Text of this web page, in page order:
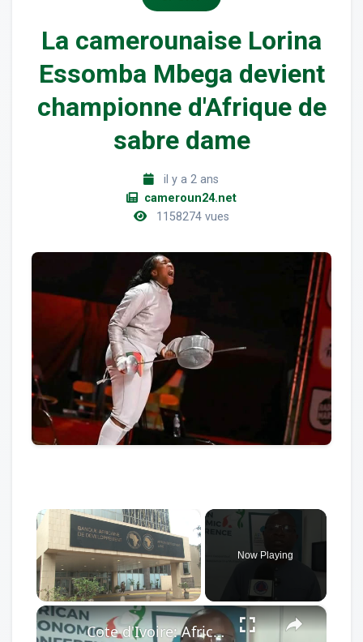
La camerounaise Lorina
Essomba Mbega devient
championne d'Afrique de
sabre dame
il y a 2 ans
cameroun24.net
1158274 vues
Unmute
Now Playing
×
Cote d'Ivoire: African Economic Conference focuses on development opportunities in multipolar world.